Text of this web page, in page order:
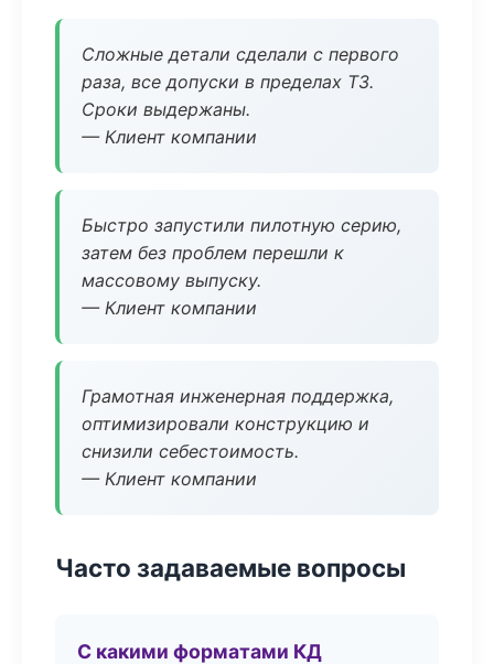
Сложные детали сделали с первого
раза, все допуски в пределах ТЗ.
Сроки выдержаны.
— Клиент компании
Быстро запустили пилотную серию,
затем без проблем перешли к
массовому выпуску.
— Клиент компании
Грамотная инженерная поддержка,
оптимизировали конструкцию и
снизили себестоимость.
— Клиент компании
Часто задаваемые вопросы
С какими форматами КД